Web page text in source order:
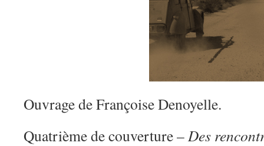
Ouvrage de Françoise Denoyelle.
Quatrième de couverture –Des